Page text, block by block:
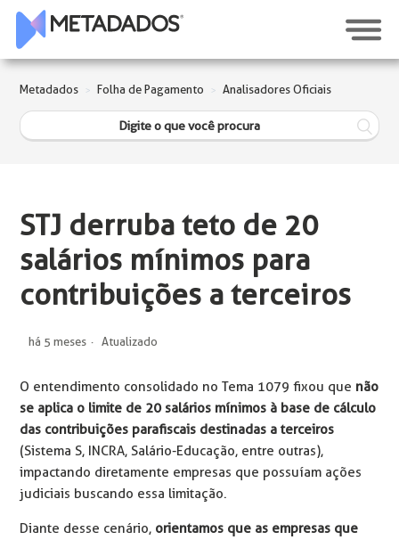
Metadados Folha de Pagamento Analisadores Oficiais
STJ derruba teto de 20
salários mínimos para
contribuições a terceiros
há 5 meses Atualizado
O entendimento consolidado no Tema 1079 fixou que não
se aplica o limite de 20 salários mínimos à base de cálculo
das contribuições parafiscais destinadas a terceiros
(Sistema S, INCRA, Salário-Educação, entre outras),
impactando diretamente empresas que possuíam ações
judiciais buscando essa limitação.
Diante desse cenário, orientamos que as empresas que